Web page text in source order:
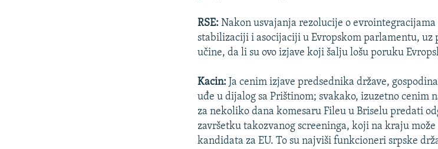
RSE:Nakon usvajanja rezolucije o
stabilizaciji i asocijaciji u Evropskom parlamentu, uz
učine, da li su ovo izjave koji šalju lošu poruku
Kacin: Ja cenim izjave predsednika države,
uđe u dijalog sa Prištinom; svakako, izuzetno cenim
za nekoliko dana komesaru Fileu u Briselu predati
završetku takozvanog screeninga, koji na kraju
kandidata za EU. To su najviši funkcioneri srpske